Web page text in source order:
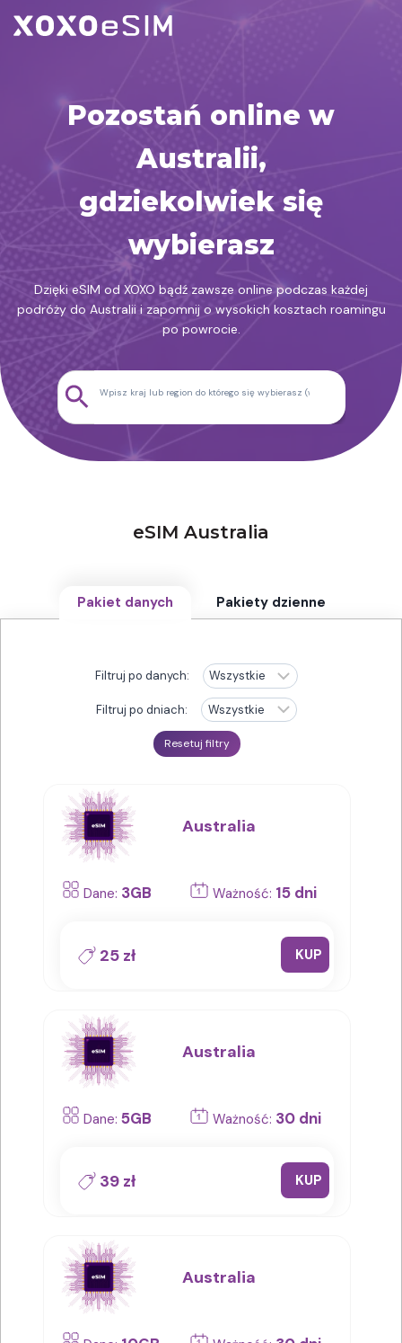
Przejdź
do
Pozostań online w
Australii,
gdziekolwiek się
wybierasz
Dzięki eSIM od XOXO bądź zawsze online podczas każdej
podróży do Australii i zapomnij o wysokich kosztach roamingu
po powrocie.
eSIM Australia
Pakiet danych Pakiety dzienne
Filtruj po danych:
Filtruj po dniach:
Resetuj filtry
Australia
Dane: 3GB Ważność: 15 dni
25 zł KUP
Australia
Dane: 5GB Ważność: 30 dni
39 zł KUP
Australia